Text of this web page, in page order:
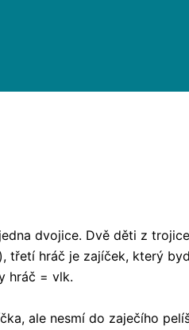
dvojice. Dvě děti z
třetí hráč je zajíček, který
hráč = vlk.
ale nesmí do zaječího